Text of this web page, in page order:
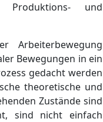
Produktions- und
Arbeiterbewegung
Bewegungen in ein
gedacht werden
theoretische und
Zustände sind
sind nicht einfach